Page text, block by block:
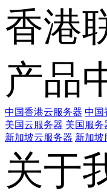
香港
产品
中国香港云服务器 中国
美国云服务器 美国服务
新加坡云服务器 新加坡
关于